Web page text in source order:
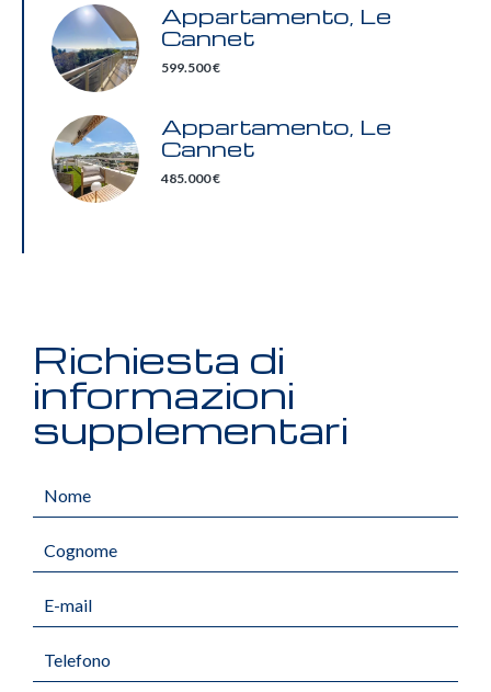
Appartamento, Le
Cannet
599.500 €
Appartamento, Le
Cannet
485.000 €
Richiesta di
informazioni
supplementari